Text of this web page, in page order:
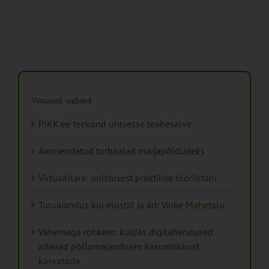
Viimased uudised
PIKK.ee teekond ühtsesse teabesalve
Ammendatud turbaalad marjapõldudeks
Virtuaaltara: unistusest praktilise tööriistani
Turuaiandus kui elustiil ja äri: Väike Mahetalu
Vähemaga rohkem: kuidas digilahendused
aitavad põllumajanduses kasumlikkust
kasvatada